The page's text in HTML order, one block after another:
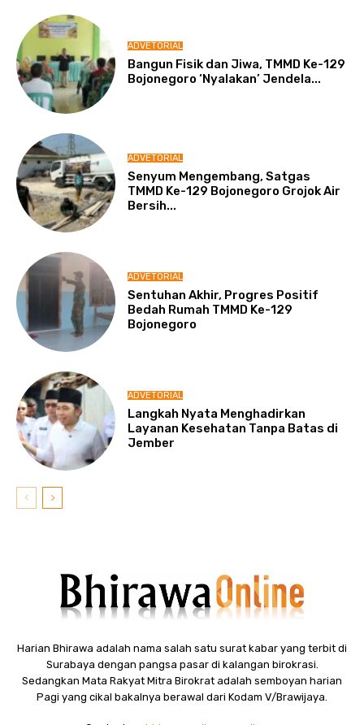
ADVETORIAL
Bangun Fisik dan Jiwa, TMMD Ke-129
Bojonegoro ‘Nyalakan’ Jendela...
ADVETORIAL
Senyum Mengembang, Satgas
TMMD Ke-129 Bojonegoro Grojok Air
Bersih...
ADVETORIAL
Sentuhan Akhir, Progres Positif
Bedah Rumah TMMD Ke-129
Bojonegoro
ADVETORIAL
Langkah Nyata Menghadirkan
Layanan Kesehatan Tanpa Batas di
Jember
Harian Bhirawa adalah nama salah satu surat kabar yang terbit di
Surabaya dengan pangsa pasar di kalangan birokrasi.
Sedangkan Mata Rakyat Mitra Birokrat adalah semboyan harian
Pagi yang cikal bakalnya berawal dari Kodam V/Brawijaya.